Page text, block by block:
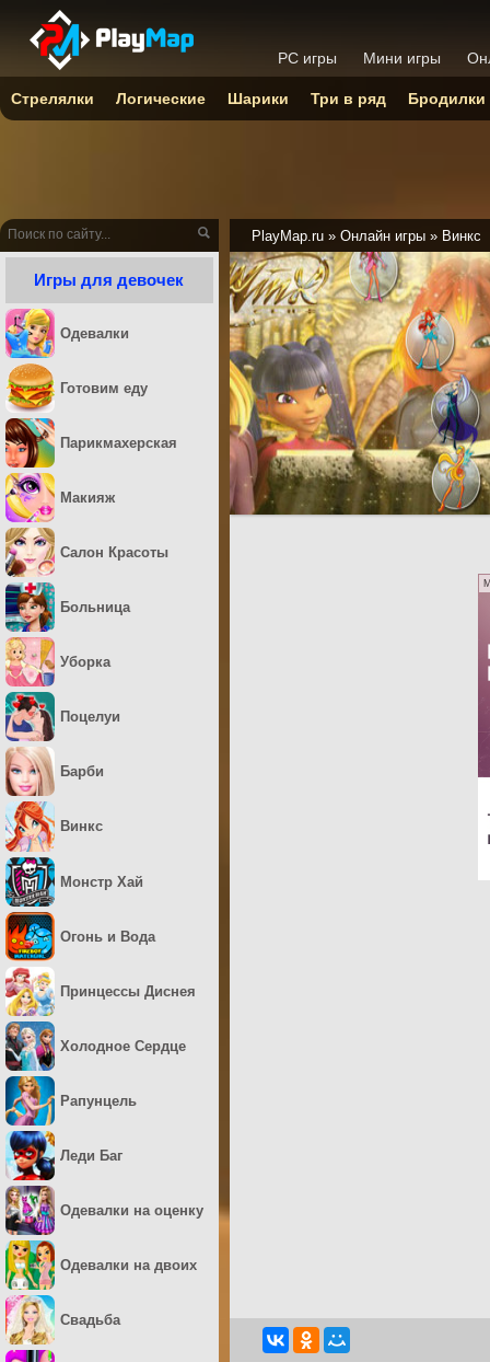
PlayMap.ru » Онлайн игры » Винкс
Игры для девочек
Одевалки
Готовим еду
Парикмахерская
Макияж
Салон Красоты
Больница
Уборка
Поцелуи
Барби
Винкс
Монстр Хай
Огонь и Вода
Принцессы Диснея
Холодное Сердце
Рапунцель
Леди Баг
Одевалки на оценку
Одевалки на двоих
Свадьба
PC игры Мини игры
Стрелялки Логические Шарики Три в ряд Бродилки